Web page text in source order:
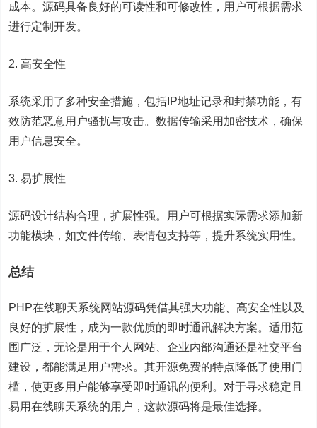
成本。源码具备良好的可读性和可修改性，用户可根据需求
进行定制开发。
2. 高安全性
系统采用了多种安全措施，包括IP地址记录和封禁功能，有
效防范恶意用户骚扰与攻击。数据传输采用加密技术，确保
用户信息安全。
3. 易扩展性
源码设计结构合理，扩展性强。用户可根据实际需求添加新
功能模块，如文件传输、表情包支持等，提升系统实用性。
总结
PHP在线聊天系统网站源码凭借其强大功能、高安全性以及
良好的扩展性，成为一款优质的即时通讯解决方案。适用范
围广泛，无论是用于个人网站、企业内部沟通还是社交平台
建设，都能满足用户需求。其开源免费的特点降低了使用门
槛，使更多用户能够享受即时通讯的便利。对于寻求稳定且
易用在线聊天系统的用户，这款源码将是最佳选择。